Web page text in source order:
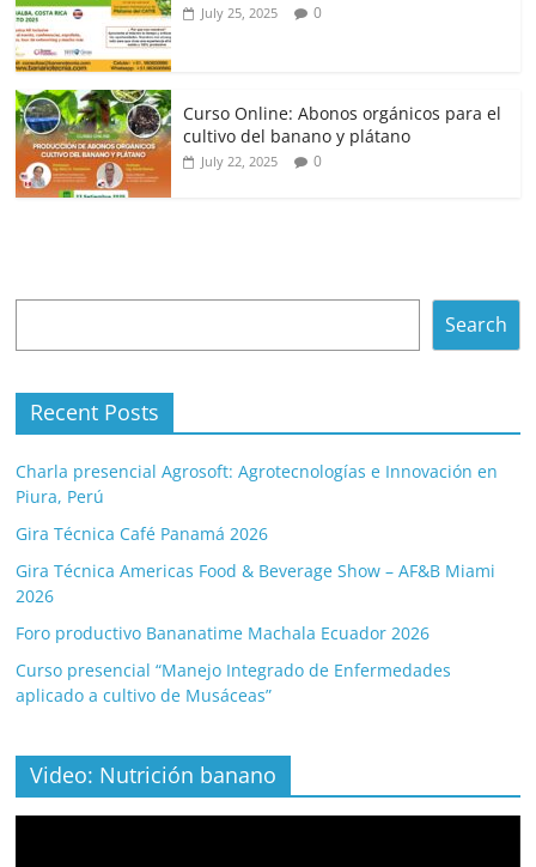
July 25, 2025 0
Curso Online: Abonos orgánicos para el
cultivo del banano y plátano
July 22, 2025 0
Search
Recent Posts
Charla presencial Agrosoft: Agrotecnologías e Innovación en
Piura, Perú
Gira Técnica Café Panamá 2026
Gira Técnica Americas Food & Beverage Show – AF&B Miami
2026
Foro productivo Bananatime Machala Ecuador 2026
Curso presencial “Manejo Integrado de Enfermedades
aplicado a cultivo de Musáceas”
Video: Nutrición banano